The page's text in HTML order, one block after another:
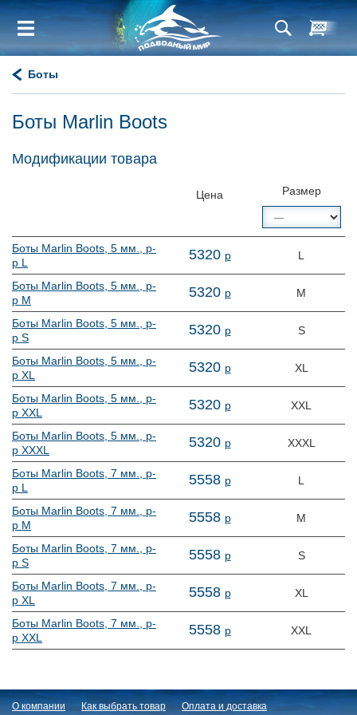
Боты
Боты Marlin Boots
Модификации товара
Цена Размер
Боты Marlin Boots, 5 мм., р-
р L
5320 р L
Боты Marlin Boots, 5 мм., р-
р M
5320 р M
Боты Marlin Boots, 5 мм., р-
р S
5320 р S
Боты Marlin Boots, 5 мм., р-
р XL
5320 р XL
Боты Marlin Boots, 5 мм., р-
р XXL
5320 р XXL
Боты Marlin Boots, 5 мм., р-
р XXXL
5320 р XXXL
Боты Marlin Boots, 7 мм., р-
р L
5558 р L
Боты Marlin Boots, 7 мм., р-
р M
5558 р M
Боты Marlin Boots, 7 мм., р-
р S
5558 р S
Боты Marlin Boots, 7 мм., р-
р XL
5558 р XL
Боты Marlin Boots, 7 мм., р-
р XXL
5558 р XXL
О компании Как выбрать товар Оплата и доставка